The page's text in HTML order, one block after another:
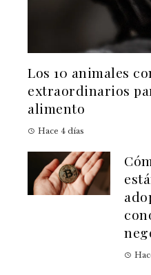
Los 10 animales
extraordinarios
alimento
Hace 4 días